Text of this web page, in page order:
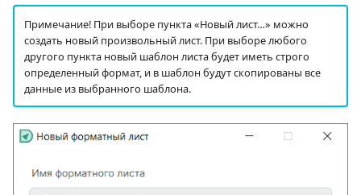
Примечание! При выборе пункта «Новый лист…» можно
создать новый произвольный лист. При выборе любого
другого пункта новый шаблон листа будет иметь строго
определенный формат, и в шаблон будут скопированы все
данные из выбранного шаблона.